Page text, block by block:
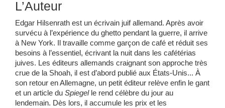
L’Auteur
Edgar Hilsenrath est un écrivain juif allemand. Après avoir
survécu à l’expérience du ghetto pendant la guerre, il arrive
à New York. Il travaille comme garçon de café et réduit ses
besoins à l’essentiel, écrivant la nuit dans les cafétérias
juives. Les éditeurs allemands craignant son approche très
crue de la Shoah, il est d’abord publié aux États-Unis... À
son retour en Allemagne, un petit éditeur relève enfin le gant
et un article du Spiegelle rend célèbre du jour au
lendemain. Dès lors, il accumule les prix et les